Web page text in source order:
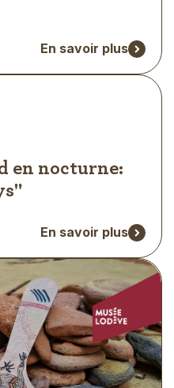
En savoir plus
en nocturne:
En savoir plus